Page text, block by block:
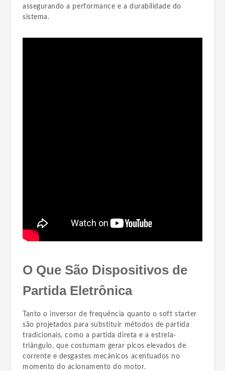
assegurando a performance e a durabilidade do
sistema.
O Que São Dispositivos de
Partida Eletrônica
Tanto o inversor de frequência quanto o soft starter
são projetados para substituir métodos de partida
tradicionais, como a partida direta e a estrela-
triângulo, que costumam gerar picos elevados de
corrente e desgastes mecânicos acentuados no
momento do acionamento do motor.